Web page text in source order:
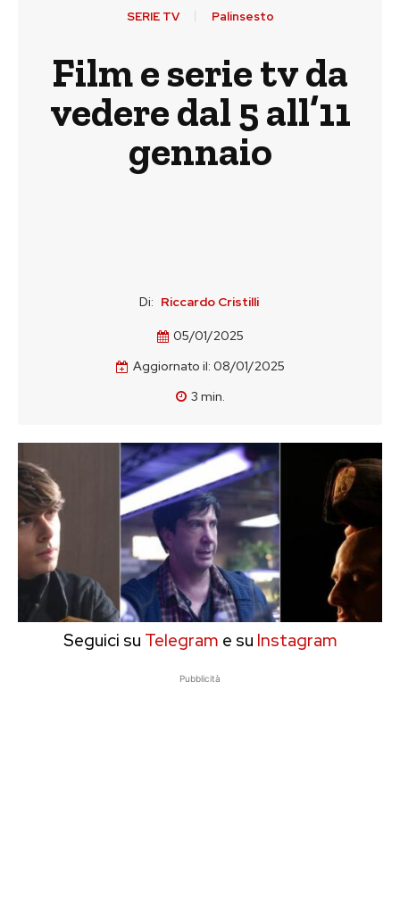
SERIE TV Palinsesto
Film e serie tv da
vedere dal 5 all’11
gennaio
Di: Riccardo Cristilli
05/01/2025
Aggiornato il: 08/01/2025
3 min.
Seguici su Telegram e su Instagram
Pubblicità